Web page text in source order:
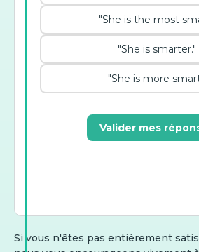
"She is the most
"She is smarter."
"She is more
Valider mes
Si vous n'êtes pas entièrement